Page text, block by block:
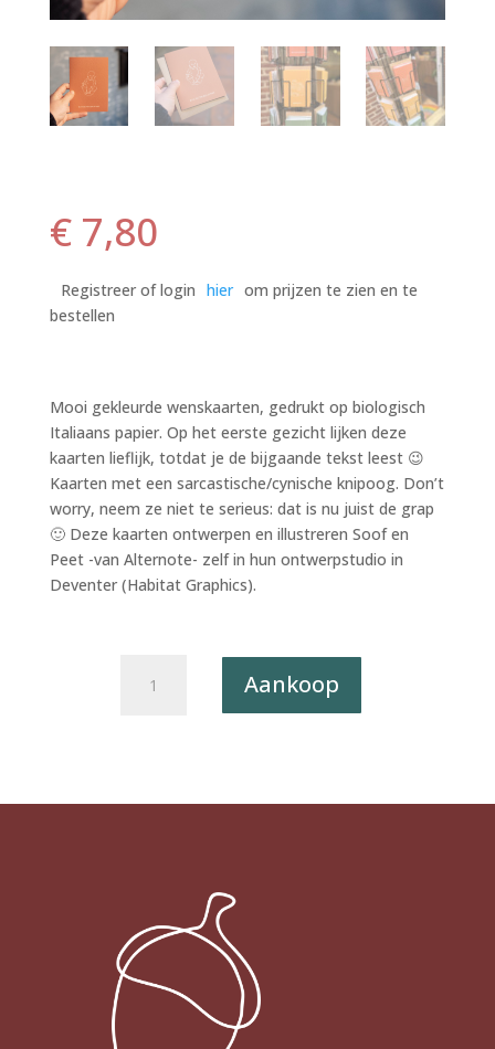
€7,80
Registreer of login hier om prijzen te zien en te
bestellen
Mooi gekleurde wenskaarten, gedrukt op biologisch
Italiaans papier. Op het eerste gezicht lijken deze
kaarten lieflijk, totdat je de bijgaande tekst leest 😉
Kaarten met een sarcastische/cynische knipoog. Don’t
worry, neem ze niet te serieus: dat is nu juist de grap
🙂 Deze kaarten ontwerpen en illustreren Soof en
Peet -van Alternote- zelf in hun ontwerpstudio in
Deventer (Habitat Graphics).
aantal
Aankoop